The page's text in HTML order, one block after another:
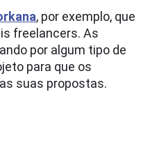
, por exemplo, que
freelancers. As
por algum tipo de
para que os
suas propostas.